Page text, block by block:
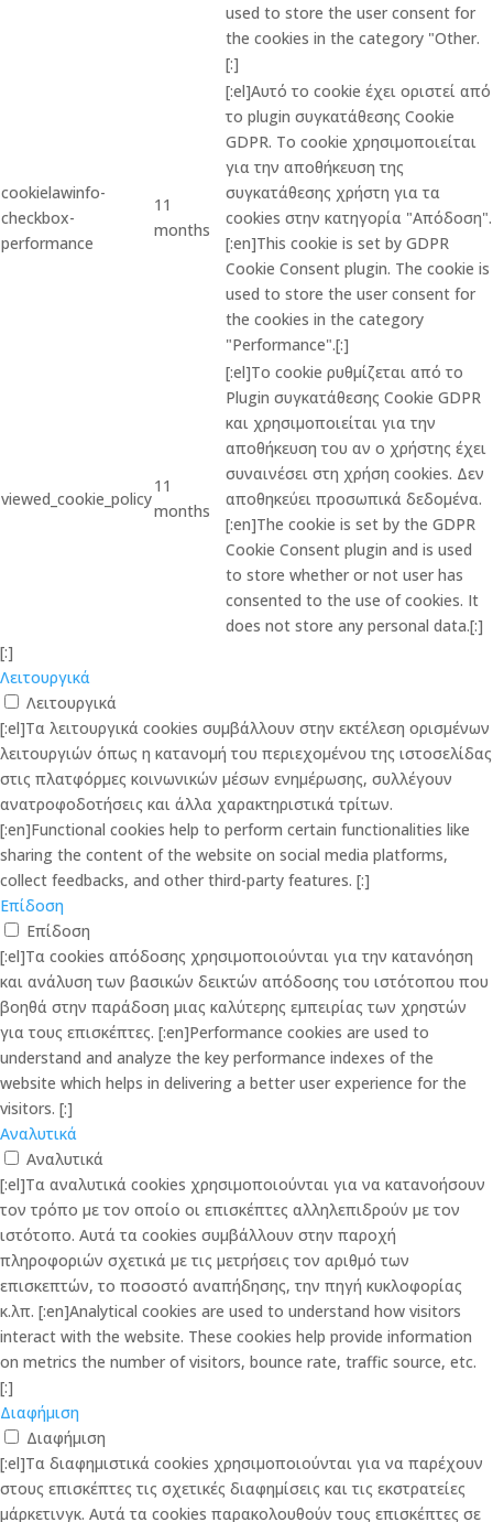
used to store the user consent for
the cookies in the category "Other.
[:]
cookielawinfo-
checkbox-
performance
11
months
[:el]Αυτό το cookie έχει οριστεί από
το plugin συγκατάθεσης Cookie
GDPR. Το cookie χρησιμοποιείται
για την αποθήκευση της
συγκατάθεσης χρήστη για τα
cookies στην κατηγορία "Απόδοση".
[:en]This cookie is set by GDPR
Cookie Consent plugin. The cookie is
used to store the user consent for
the cookies in the category
"Performance".[:]
viewed_cookie_policy
11
months
[:el]Το cookie ρυθμίζεται από το
Plugin συγκατάθεσης Cookie GDPR
και χρησιμοποιείται για την
αποθήκευση του αν ο χρήστης έχει
συναινέσει στη χρήση cookies. Δεν
αποθηκεύει προσωπικά δεδομένα.
[:en]The cookie is set by the GDPR
Cookie Consent plugin and is used
to store whether or not user has
consented to the use of cookies. It
does not store any personal data.[:]
[:]
Λειτουργικά
Λειτουργικά
[:el]Τα λειτουργικά cookies συμβάλλουν στην εκτέλεση ορισμένων
λειτουργιών όπως η κατανομή του περιεχομένου της ιστοσελίδας
στις πλατφόρμες κοινωνικών μέσων ενημέρωσης, συλλέγουν
ανατροφοδοτήσεις και άλλα χαρακτηριστικά τρίτων.
[:en]Functional cookies help to perform certain functionalities like
sharing the content of the website on social media platforms,
collect feedbacks, and other third-party features. [:]
Επίδοση
Επίδοση
[:el]Τα cookies απόδοσης χρησιμοποιούνται για την κατανόηση
και ανάλυση των βασικών δεικτών απόδοσης του ιστότοπου που
βοηθά στην παράδοση μιας καλύτερης εμπειρίας των χρηστών
για τους επισκέπτες. [:en]Performance cookies are used to
understand and analyze the key performance indexes of the
website which helps in delivering a better user experience for the
visitors. [:]
Αναλυτικά
Αναλυτικά
[:el]Τα αναλυτικά cookies χρησιμοποιούνται για να κατανοήσουν
τον τρόπο με τον οποίο οι επισκέπτες αλληλεπιδρούν με τον
ιστότοπο. Αυτά τα cookies συμβάλλουν στην παροχή
πληροφοριών σχετικά με τις μετρήσεις τον αριθμό των
επισκεπτών, το ποσοστό αναπήδησης, την πηγή κυκλοφορίας
κ.λπ. [:en]Analytical cookies are used to understand how visitors
interact with the website. These cookies help provide information
on metrics the number of visitors, bounce rate, traffic source, etc.
[:]
Διαφήμιση
Διαφήμιση
[:el]Τα διαφημιστικά cookies χρησιμοποιούνται για να παρέχουν
στους επισκέπτες τις σχετικές διαφημίσεις και τις εκστρατείες
μάρκετινγκ. Αυτά τα cookies παρακολουθούν τους επισκέπτες σε